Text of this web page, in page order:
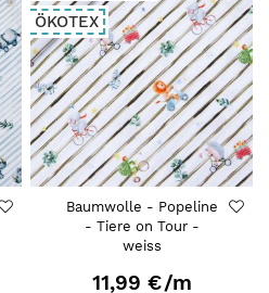
ÖKOTEX
Baumwolle - Popeline
- Tiere on Tour -
weiss
11,99 €/m